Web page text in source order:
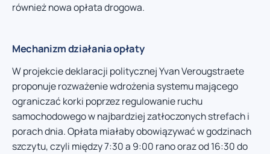
również nowa opłata drogowa.
Mechanizm działania opłaty
W projekcie deklaracji politycznej Yvan Verougstraete
proponuje rozważenie wdrożenia systemu mającego
ograniczać korki poprzez regulowanie ruchu
samochodowego w najbardziej zatłoczonych strefach i
porach dnia. Opłata miałaby obowiązywać w godzinach
szczytu, czyli między 7:30 a 9:00 rano oraz od 16:30 do